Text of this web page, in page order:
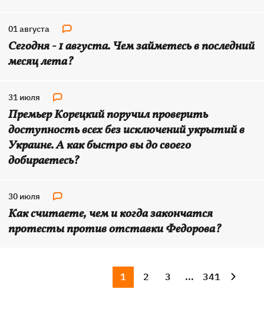
01 августа
Сегодня - 1 августа. Чем займетесь в последний
месяц лета?
31 июля
Премьер Корецкий поручил проверить
доступность всех без исключений укрытий в
Украине. А как быстро вы до своего
добираетесь?
30 июля
Как считаете, чем и когда закончатся
протесты против отставки Федорова?
1 2 3 ... 341